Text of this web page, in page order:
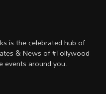
is the celebrated hub of
& News of #Tollywood
events around you.